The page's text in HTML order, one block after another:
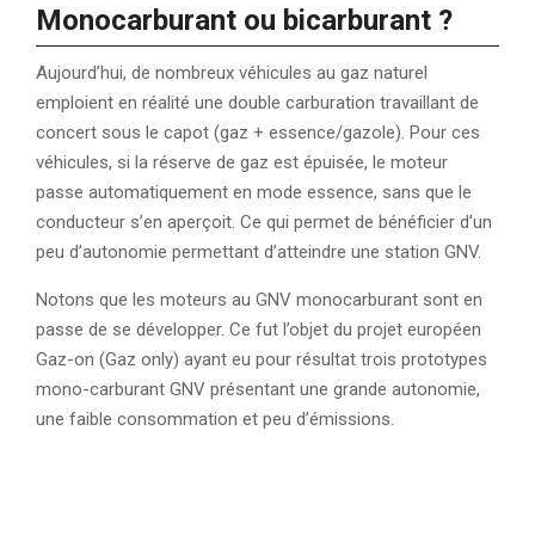
Monocarburant ou bicarburant ?
Aujourd’hui, de nombreux véhicules au gaz naturel
emploient en réalité une double carburation travaillant de
concert sous le capot (gaz + essence/gazole). Pour ces
véhicules, si la réserve de gaz est épuisée, le moteur
passe automatiquement en mode essence, sans que le
conducteur s’en aperçoit. Ce qui permet de bénéficier d’un
peu d’autonomie permettant d’atteindre une station GNV.
Notons que les moteurs au GNV monocarburant sont en
passe de se développer. Ce fut l’objet du projet européen
Gaz-on (Gaz only) ayant eu pour résultat trois prototypes
mono-carburant GNV présentant une grande autonomie,
une faible consommation et peu d’émissions.